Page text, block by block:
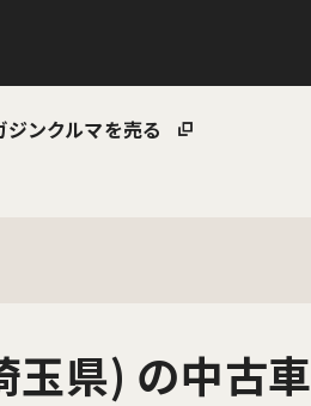
ジンクルマを売る
玉県) の中古車